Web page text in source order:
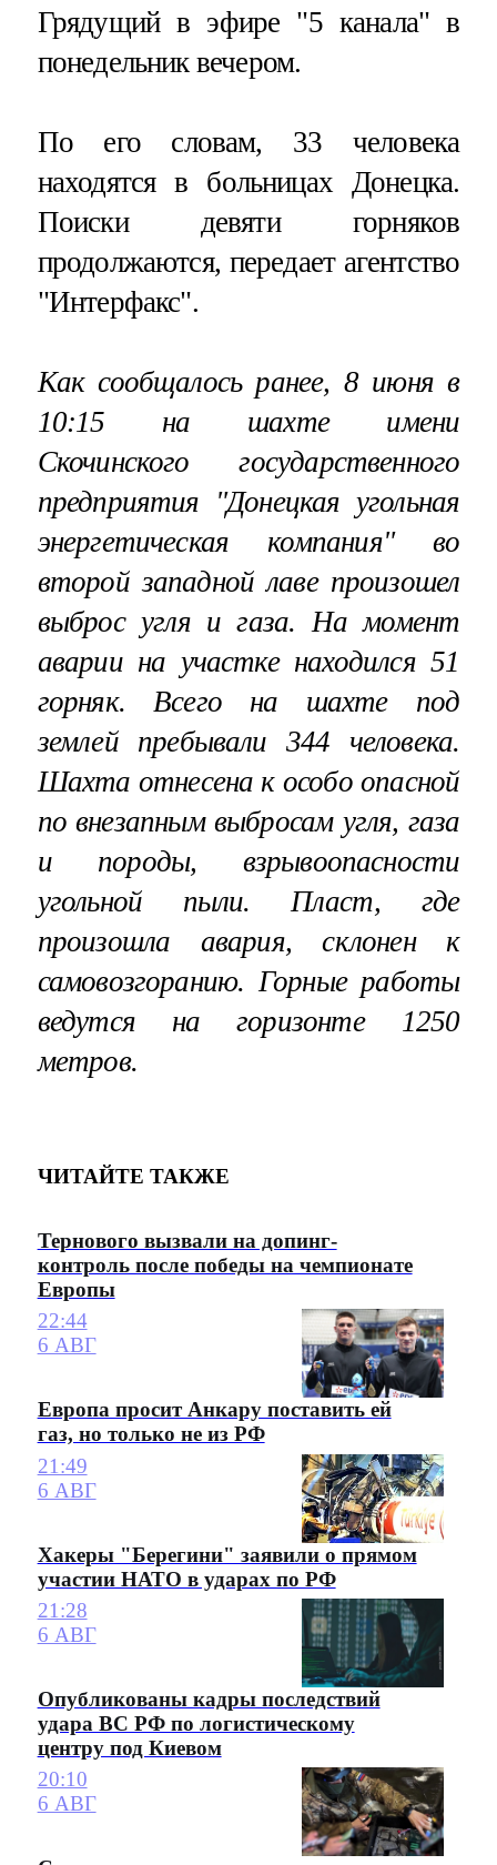
Грядущий в эфире "5 канала" в
понедельник вечером.
По его словам, 33 человека
находятся в больницах Донецка.
Поиски девяти горняков
продолжаются, передает агентство
"Интерфакс".
Как сообщалось ранее, 8 июня в
10:15 на шахте имени
Скочинского государственного
предприятия "Донецкая угольная
энергетическая компания" во
второй западной лаве произошел
выброс угля и газа. На момент
аварии на участке находился 51
горняк. Всего на шахте под
землей пребывали 344 человека.
Шахта отнесена к особо опасной
по внезапным выбросам угля, газа
и породы, взрывоопасности
угольной пыли. Пласт, где
произошла авария, склонен к
самовозгоранию. Горные работы
ведутся на горизонте 1250
метров.
ЧИТАЙТЕ ТАКЖЕ
Тернового вызвали на допинг-
контроль после победы на чемпионате
Европы
22:44
6 АВГ
Европа просит Анкару поставить ей
газ, но только не из РФ
21:49
6 АВГ
Хакеры "Берегини" заявили о прямом
участии НАТО в ударах по РФ
21:28
6 АВГ
Опубликованы кадры последствий
удара ВС РФ по логистическому
центру под Киевом
20:10
6 АВГ